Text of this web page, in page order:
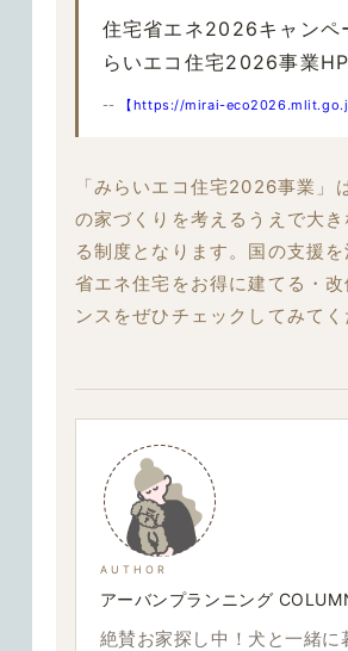
住宅省エネ2026キャンペ
らいエコ住宅2026事業HP
-- 【https://mirai-
「みらいエコ住宅2026事業」
の家づくりを考えるうえで大
る制度となります。 国の支援を
省エネ住宅をお得に建てる・改
ンス をぜひチェックしてみてく
AUTHOR
アーバンプランニング
絶賛お家探し中！犬と一緒に